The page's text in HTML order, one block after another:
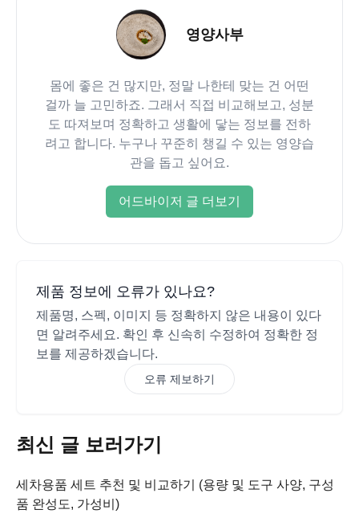
영양사부
몸에 좋은 건 많지만, 정말 나한테 맞는 건 어떤
걸까 늘 고민하죠. 그래서 직접 비교해보고, 성분
도 따져보며 정확하고 생활에 닿는 정보를 전하
려고 합니다. 누구나 꾸준히 챙길 수 있는 영양습
관을 돕고 싶어요.
어드바이저 글 더보기
제품 정보에 오류가 있나요?
제품명, 스펙, 이미지 등 정확하지 않은 내용이 있다
면 알려주세요. 확인 후 신속히 수정하여 정확한 정
보를 제공하겠습니다.
오류 제보하기
최신 글 보러가기
세차용품 세트 추천 및 비교하기 (용량 및 도구 사양, 구성
품 완성도, 가성비)